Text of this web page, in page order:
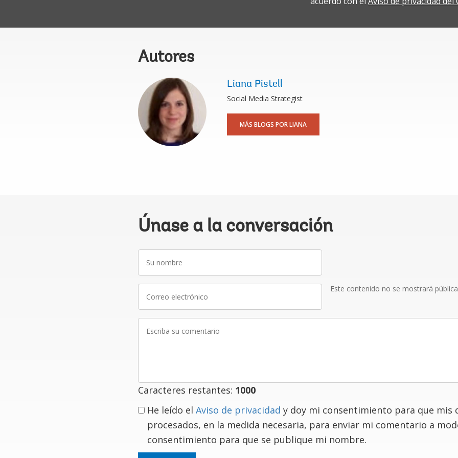
Autores
Liana Pistell
Social Media Strategist
MÁS BLOGS POR LIANA
Únase a la conversación
nombre
electrónico
Este contenido no se mostrará
Caracteres restantes: 1000
He leído el Aviso de privacidad y doy mi consentimiento para que mis
procesados, en la medida necesaria, para enviar mi comentario a
consentimiento para que se publique mi nombre.